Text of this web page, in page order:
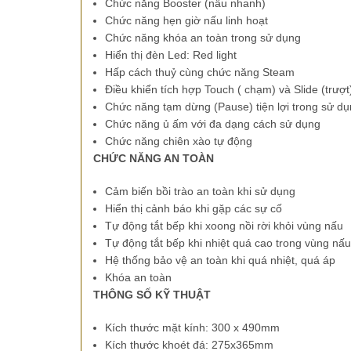
Chức năng Booster (nấu nhanh)
Chức năng hẹn giờ nấu linh hoạt
Chức năng khóa an toàn trong sử dụng
Hiển thị đèn Led: Red light
Hấp cách thuỷ cùng chức năng Steam
Điều khiển tích hợp Touch ( chạm) và Slide
Chức năng tạm dừng (Pause) tiện lợi trong sử
Chức năng ủ ấm với đa dạng cách sử dụng
Chức năng chiên xào tự động
CHỨC NĂNG AN TOÀN
Cảm biến bồi trào an toàn khi sử dụng
Hiển thị cảnh báo khi gặp các sự cố
Tự động tắt bếp khi xoong nồi rời khỏi vùng nấu
Tự động tắt bếp khi nhiệt quá cao trong vùng nấu
Hệ thống bảo vệ an toàn khi quá nhiệt, quá áp
Khóa an toàn
THÔNG SỐ KỸ THUẬT
Kích thước mặt kính: 300 x 490mm
Kích thước khoét đá: 275x365mm